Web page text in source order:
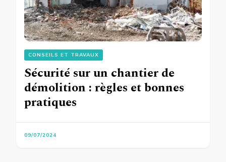
CONSEILS ET TRAVAUX
Sécurité sur un chantier de
démolition : règles et bonnes
pratiques
09/07/2024